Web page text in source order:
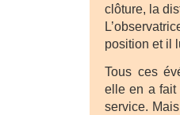
clôture, la
position et il
Tous ces
elle en a fait
service.